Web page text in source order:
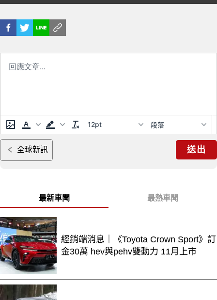
Taycan 4S》
民，比《Polo》還可愛？
12pt 段落
全球新訊 送出
最新車聞 最熱車聞
經銷端消息｜《Toyota Crown Sport》訂
金30萬 hev與pehv雙動力 11月上市